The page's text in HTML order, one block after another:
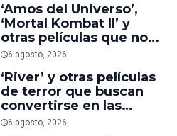
‘Amos del Universo’,
‘Mortal Kombat II’ y
otras películas que no
dominaron la taquilla
streaming
6 agosto, 2026
‘River’ y otras películas
de terror que buscan
convertirse en las
nuevas ‘Obsession’ y
6 agosto, 2026